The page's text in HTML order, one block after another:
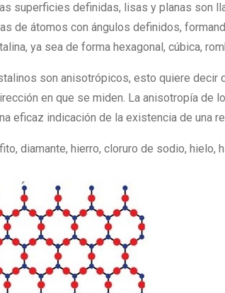
superficies definidas, lisas y planas son
de átomos con ángulos definidos,
ya sea de forma hexagonal, cúbica,
son anisotrópicos, esto quiere decir
en que se miden. La anisotropía de
eficaz indicación de la existencia de una
diamante, hierro, cloruro de sodio, hielo,